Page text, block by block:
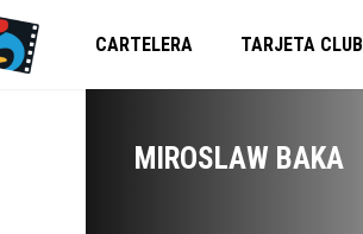
CARTELERA TARJETA CLUB
MIROSLAW BAKA